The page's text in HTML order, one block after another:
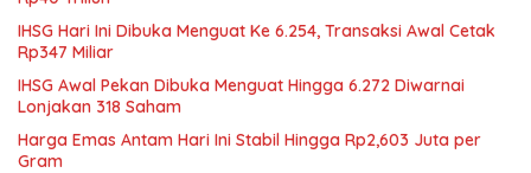
IHSG Hari Ini Dibuka Menguat Ke 6.254, Transaksi Awal Cetak
Rp347 Miliar
IHSG Awal Pekan Dibuka Menguat Hingga 6.272 Diwarnai
Lonjakan 318 Saham
Harga Emas Antam Hari Ini Stabil Hingga Rp2,603 Juta per
Gram